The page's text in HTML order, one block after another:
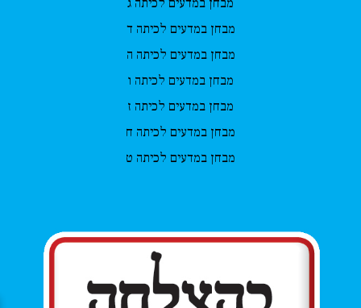
מבחן במדעים לכיתה ג
מבחן במדעים לכיתה ד
מבחן במדעים לכיתה ה
מבחן במדעים לכיתה ו
מבחן במדעים לכיתה ז
מבחן במדעים לכיתה ח
מבחן במדעים לכיתה ט